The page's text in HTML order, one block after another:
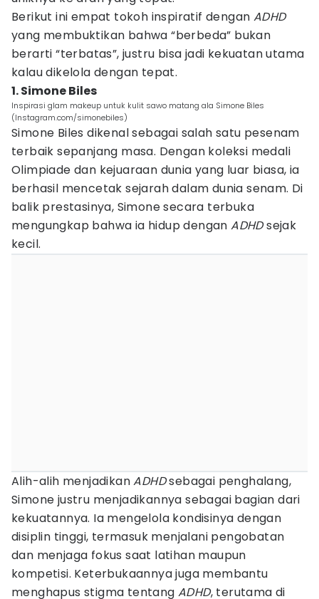
Berikut ini empat tokoh inspiratif dengan ADHD
yang membuktikan bahwa “berbeda” bukan
berarti “terbatas”, justru bisa jadi kekuatan utama
kalau dikelola dengan tepat.
1. Simone Biles
Inspirasi glam makeup untuk kulit sawo matang ala Simone Biles
(Instagram.com/simonebiles)
Simone Biles dikenal sebagai salah satu pesenam
terbaik sepanjang masa. Dengan koleksi medali
Olimpiade dan kejuaraan dunia yang luar biasa, ia
berhasil mencetak sejarah dalam dunia senam. Di
balik prestasinya, Simone secara terbuka
mengungkap bahwa ia hidup dengan ADHDsejak
kecil.
Alih-alih menjadikanADHDsebagai penghalang,
Simone justru menjadikannya sebagai bagian dari
kekuatannya. Ia mengelola kondisinya dengan
disiplin tinggi, termasuk menjalani pengobatan
dan menjaga fokus saat latihan maupun
kompetisi. Keterbukaannya juga membantu
menghapus stigma tentang ADHD, terutama di